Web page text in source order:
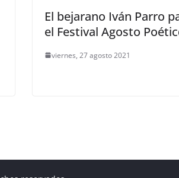
El bejarano Iván Parro
el Festival Agosto
viernes, 27 agosto 2021